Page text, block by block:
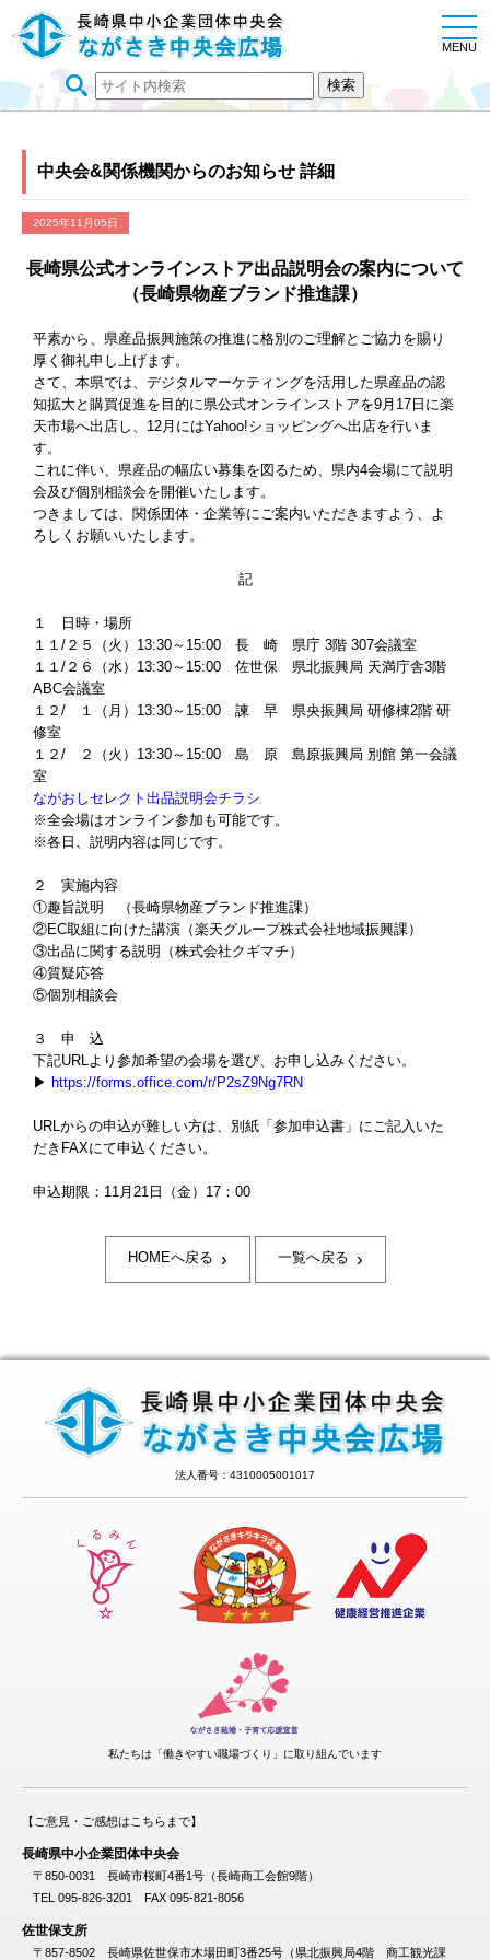
MENU
中央会&関係機関からのお知らせ 詳細
2025年11月05日
長崎県公式オンラインストア出品説明会の案内について
（長崎県物産ブランド推進課）
平素から、県産品振興施策の推進に格別のご理解とご協力を賜り
厚く御礼申し上げます。
さて、本県では、デジタルマーケティングを活用した県産品の認
知拡大と購買促進を目的に県公式オンラインストアを9月17日に楽
天市場へ出店し、12月にはYahoo!ショッピングへ出店を行いま
す。
これに伴い、県産品の幅広い募集を図るため、県内4会場にて説明
会及び個別相談会を開催いたします。
つきましては、関係団体・企業等にご案内いただきますよう、よ
ろしくお願いいたします。
記
１ 日時・場所
１１/２５（火）13:30～15:00 長 崎 県庁 3階 307会議室
１１/２６（水）13:30～15:00 佐世保 県北振興局 天満庁舎3階
ABC会議室
１２/ １（月）13:30～15:00 諫 早 県央振興局 研修棟2階 研
修室
１２/ ２（火）13:30～15:00 島 原 島原振興局 別館 第一会議
室
ながおしセレクト出品説明会チラシ
※全会場はオンライン参加も可能です。
※各日、説明内容は同じです。
２ 実施内容
①趣旨説明 （長崎県物産ブランド推進課）
②EC取組に向けた講演（楽天グループ株式会社地域振興課）
③出品に関する説明（株式会社クギマチ）
④質疑応答
⑤個別相談会
３ 申 込
下記URLより参加希望の会場を選び、お申し込みください。
▶ https://forms.office.com/r/P2sZ9Ng7RN
URLからの申込が難しい方は、別紙「参加申込書」にご記入いた
だきFAXにて申込ください。
申込期限：11月21日（金）17：00
HOMEへ戻る › 一覧へ戻る ›
法人番号：4310005001017
私たちは「働きやすい職場づくり」に取り組んでいます
【ご意見・ご感想はこちらまで】
長崎県中小企業団体中央会
〒850-0031 長崎市桜町4番1号（長崎商工会館9階）
TEL 095-826-3201 FAX 095-821-8056
佐世保支所
〒857-8502 長崎県佐世保市木場田町3番25号（県北振興局4階 商工観光課